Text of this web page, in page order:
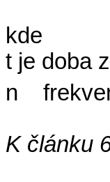
kde
t je doba
n
K článku